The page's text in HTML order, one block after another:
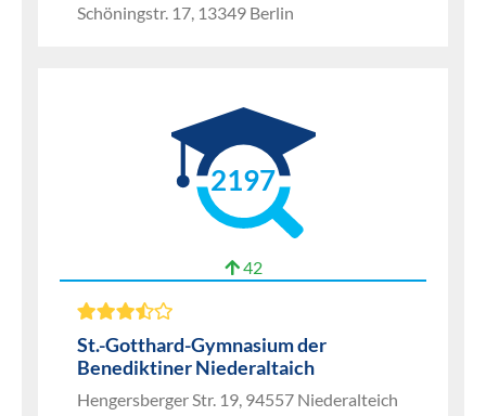
Schöningstr. 17, 13349 Berlin
2197
42
St.-Gotthard-Gymnasium der
Benediktiner Niederaltaich
Hengersberger Str. 19, 94557 Niederalteich